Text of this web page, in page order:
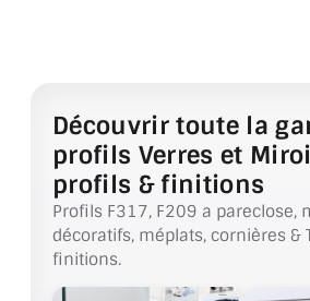
VERRIÈRE TYPE ATELIER
VERRES TEXTURÉS
PLEXIGLAS PMMA
DOUBLE VITRAGE
Découvrir toute la
profils Verres et
profils & finitions
Profils F317, F209 a pareclose,
décoratifs, méplats, cornières &
finitions.